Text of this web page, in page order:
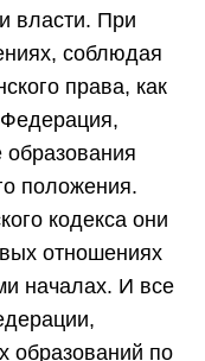
власти. При
соблюдая
права, как
Федерация,
положения.
кодекса они
отношениях
началах. И все
образований по